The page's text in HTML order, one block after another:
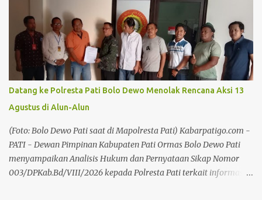
Datang ke Polresta Pati Bolo Dewo Menolak Rencana Aksi 13
Agustus di Alun-Alun
(Foto: Bolo Dewo Pati saat di Mapolresta Pati) Kabarpatigo.com -
PATI - Dewan Pimpinan Kabupaten Pati Ormas Bolo Dewo Pati
menyampaikan Analisis Hukum dan Pernyataan Sikap Nomor
003/DPKab.Bd/VIII/2026 kepada Polresta Pati terkait informasi